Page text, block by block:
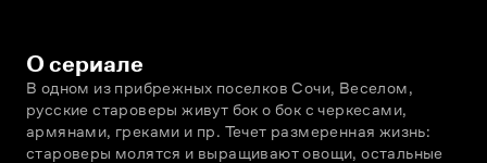
О сериале
В одном из прибрежных посeлков Сочи, Весeлом,
русские староверы живут бок о бок с черкесами,
армянами, греками и пр. Течeт размеренная жизнь:
староверы молятся и выращивают овощи, остальные